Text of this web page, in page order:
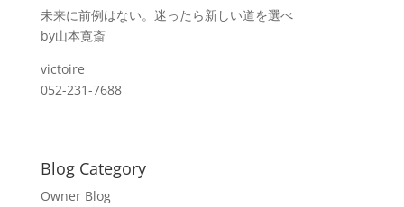
未来に前例はない。迷ったら新しい道を選べ
by山本寛斎
victoire
052-231-7688
Blog Category
Owner Blog